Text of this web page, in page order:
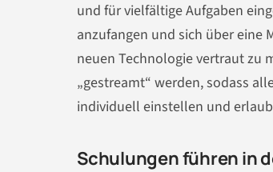
und für vielfältige Aufgaben
anzufangen und sich über eine
neuen Technologie vertraut zu
„gestreamt“ werden, sodass
individuell einstellen und
Schulungen führen in